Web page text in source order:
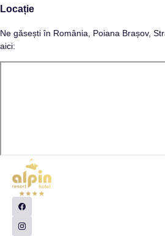
Locație
Ne găsești în România, Poiana Brașov,
aici: